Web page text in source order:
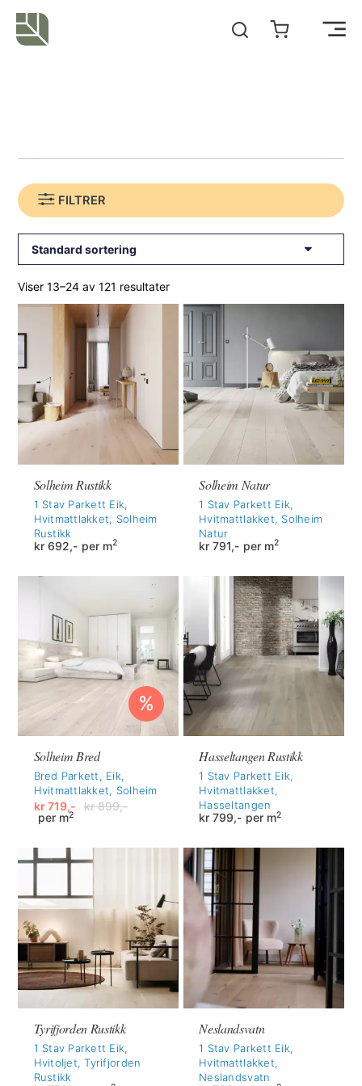
Hopp
rett
FILTRER
Viser 13–24 av 121 resultater
Solheim Rustikk
1 Stav Parkett Eik,
Hvitmattlakket, Solheim
Rustikk
kr692,- per m2
Solheim Natur
1 Stav Parkett Eik,
Hvitmattlakket, Solheim
Natur
kr 791,- per m2
%
Solheim Bred
Bred Parkett, Eik,
Hvitmattlakket, Solheim
kr899,-
Opprinnelig
var:
kr 899,-.
kr719,-
Nåværende
er:
kr 719,-.
per m2
Hasseltangen Rustikk
1 Stav Parkett Eik,
Hvitmattlakket,
Hasseltangen
kr 799,- per m2
Tyrifjorden Rustikk
1 Stav Parkett Eik,
Hvitoljet, Tyrifjorden
Rustikk
Neslandsvatn
1 Stav Parkett Eik,
Hvitmattlakket,
Neslandsvatn